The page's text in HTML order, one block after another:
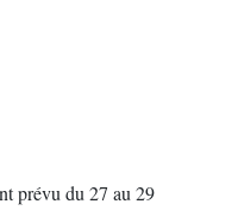
prévu du 27 au 29